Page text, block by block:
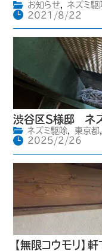
お知らせ,
ネズミ駆
2021/8/22
渋谷区S様邸 ネ
ネズミ駆除, 東京都,
2025/2/26
【無限コウモリ】